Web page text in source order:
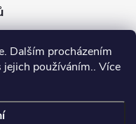
Dalším procházením
používáním.. Více
53132C8134